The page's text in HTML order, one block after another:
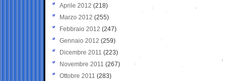
Aprile 2012 (218)
Marzo 2012 (255)
Febbraio 2012 (247)
Gennaio 2012 (259)
Dicembre 2011 (223)
Novembre 2011 (267)
Ottobre 2011 (283)